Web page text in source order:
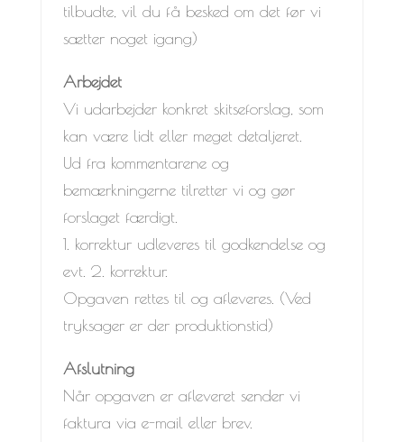
tilbudte, vil du få besked om det før vi
sætter noget igang)
Arbejdet
Vi udarbejder konkret skitseforslag, som
kan være lidt eller meget detaljeret.
Ud fra kommentarene og
bemærkningerne tilretter vi og gør
forslaget færdigt.
1. korrektur udleveres til godkendelse og
evt. 2. korrektur.
Opgaven rettes til og afleveres. (Ved
tryksager er der produktionstid)
Afslutning
Når opgaven er afleveret sender vi
faktura via e-mail eller brev.